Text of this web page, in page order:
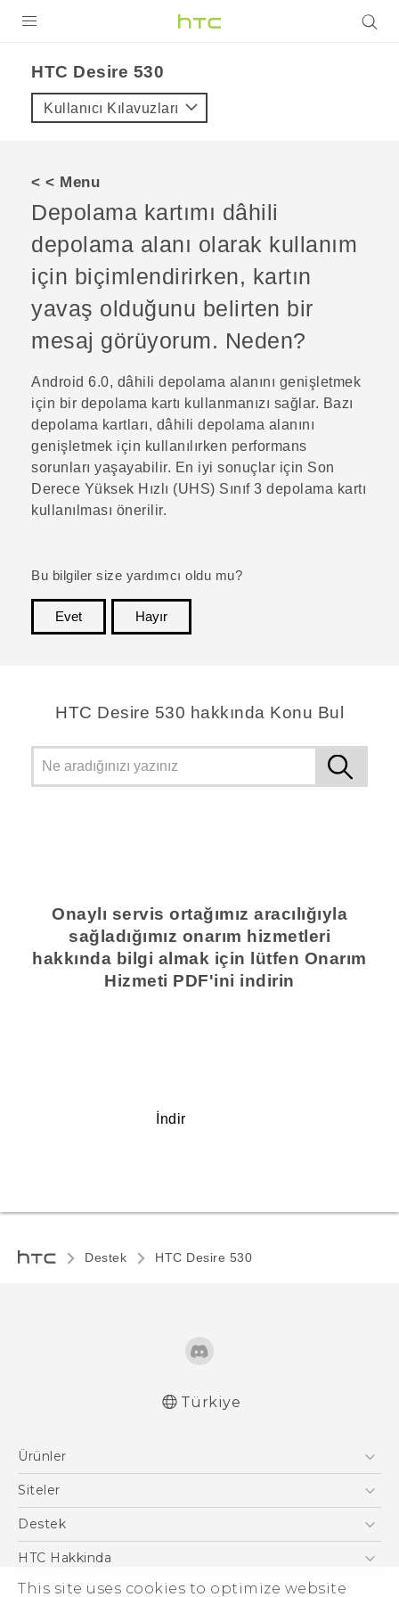
This site uses cookies to optimize website
VIVE
VIVERSE
DESTEK
HTC Desire 530‎
Kullanıcı Kılavuzları
< < Menu
Depolama kartımı dâhili
depolama alanı olarak kullanım
için biçimlendirirken, kartın
yavaş olduğunu belirten bir
mesaj görüyorum. Neden?
Android 6.0, dâhili depolama alanını genişletmek
için bir depolama kartı kullanmanızı sağlar. Bazı
depolama kartları, dâhili depolama alanını
genişletmek için kullanılırken performans
sorunları yaşayabilir. En iyi sonuçlar için Son
Derece Yüksek Hızlı (UHS) Sınıf 3 depolama kartı
kullanılması önerilir.
Bu bilgiler size yardımcı oldu mu?
Evet
Hayır
HTC Desire 530 hakkında Konu Bul
Onaylı servis ortağımız aracılığıyla
sağladığımız onarım hizmetleri
hakkında bilgi almak için lütfen Onarım
Hizmeti PDF'ini indirin
İndir
Destek HTC Desire 530‎
English - User manual
Türkiye
Ürünler
Akıllı Telefonlar
VIVE
Siteler
HTC Dev
Destek
Destek Merkezi
HTC Hakkinda
ESG